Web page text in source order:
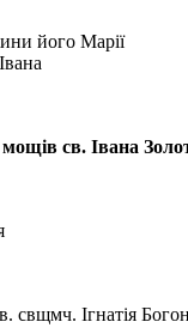
його Марії
св. Івана
свщмч. Ігнатія